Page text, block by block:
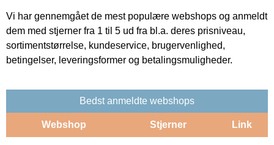
Vi har gennemgået de mest populære webshops og anmeldt
dem med stjerner fra 1 til 5 ud fra bl.a. deres prisniveau,
sortimentstørrelse, kundeservice, brugervenlighed,
betingelser, leveringsformer og betalingsmuligheder.
Bedst anmeldte webshops
Webshop Stjerner Link